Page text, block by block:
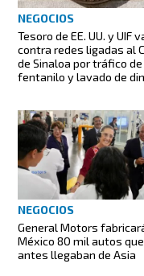
NEGOCIOS
Tesoro de EE. UU. y UIF
contra redes ligadas al
de Sinaloa por tráfico de
fentanilo y lavado de
NEGOCIOS
General Motors
México 80 mil autos que
antes llegaban de Asia